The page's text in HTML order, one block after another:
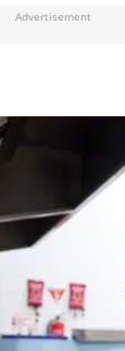
Advertisement